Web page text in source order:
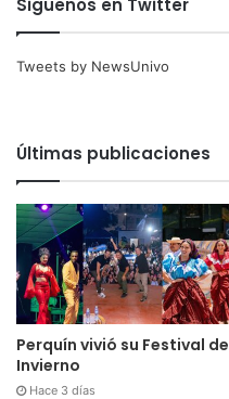
Siguenos en Twitter
Tweets by NewsUnivo
Últimas publicaciones
Perquín vivió su Festival de
Invierno
Hace 3 días